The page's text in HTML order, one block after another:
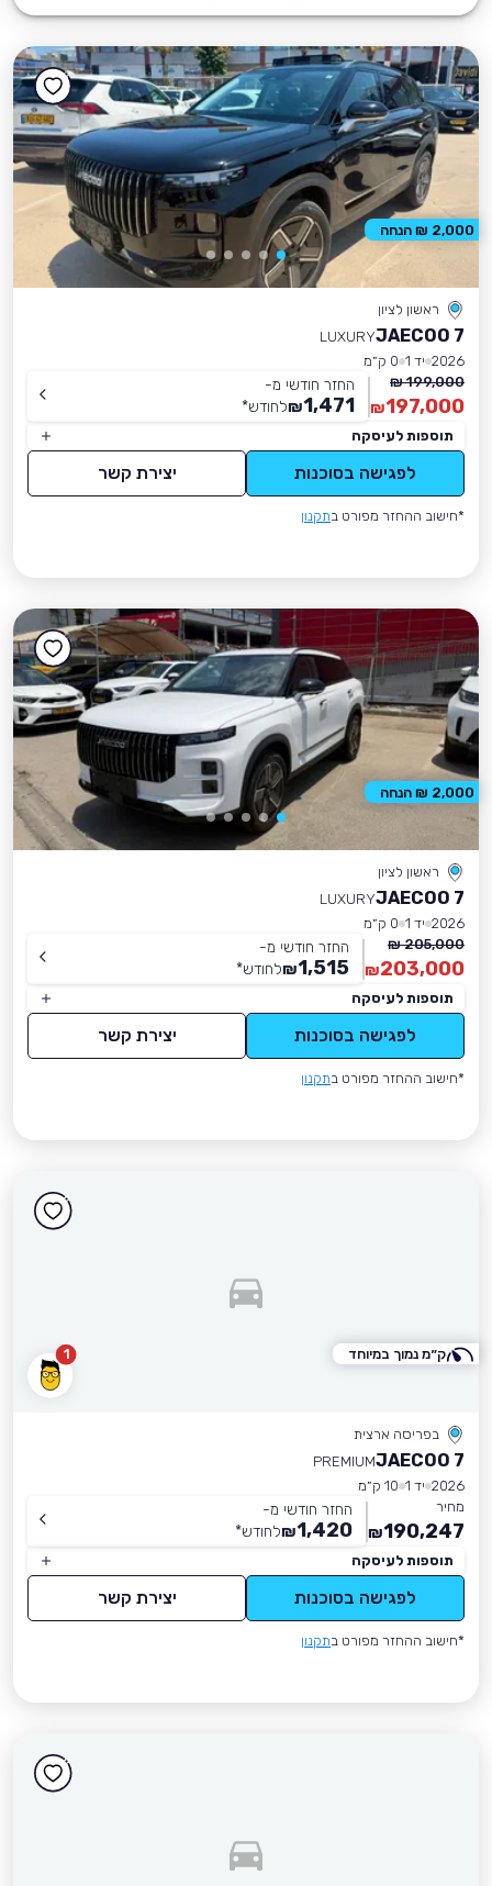
ראשון לציון
JAECOO 7
LUXURY
2026 יד 1
0 ק״מ
199,000 ₪
197,000
₪
החזר חודשי מ-
1,471
₪לחודש*
תוספות לעיסקה
לפגישה בסוכנות יצירת קשר
*חישוב ההחזר מפורט בתקנון
2,000 ₪ הנחה
ראשון לציון
JAECOO 7
LUXURY
2026 יד 1
0 ק״מ
205,000 ₪
203,000
₪
החזר חודשי מ-
1,515
₪לחודש*
תוספות לעיסקה
לפגישה בסוכנות יצירת קשר
*חישוב ההחזר מפורט בתקנון
2,000 ₪ הנחה
1
בפריסה ארצית
JAECOO 7
PREMIUM
2026 יד 1
10 ק״מ
מחיר
190,247
₪
החזר חודשי מ-
1,420
₪לחודש*
תוספות לעיסקה
לפגישה בסוכנות יצירת קשר
*חישוב ההחזר מפורט בתקנון
ק״מ נמוך במיוחד